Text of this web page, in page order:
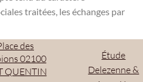
traitées, les échanges par
des
02100
QUENTIN
Étude
Delezenne &